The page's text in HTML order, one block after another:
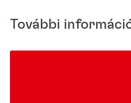
További